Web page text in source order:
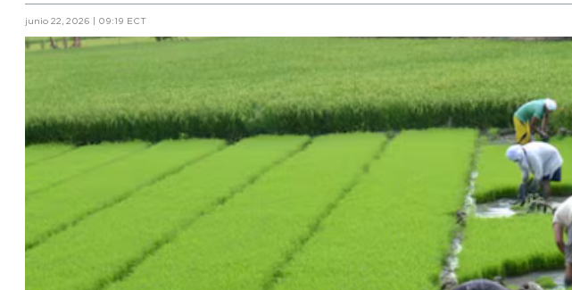
junio 22, 2026 | 09:19 ECT